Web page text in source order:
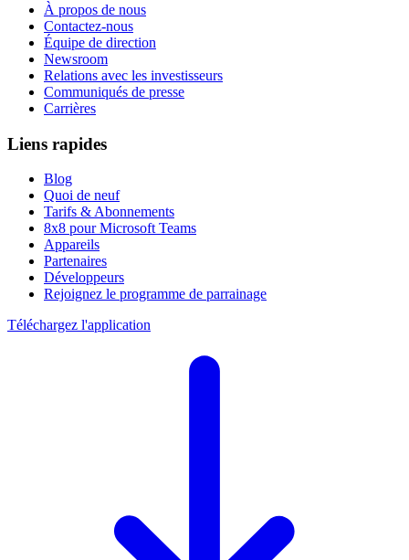
À propos de nous
Contactez-nous
Équipe de direction
Newsroom
Relations avec les investisseurs
Communiqués de presse
Carrières
Liens rapides
Blog
Quoi de neuf
Tarifs & Abonnements
8x8 pour Microsoft Teams
Appareils
Partenaires
Développeurs
Rejoignez le programme de parrainage
Téléchargez l'application